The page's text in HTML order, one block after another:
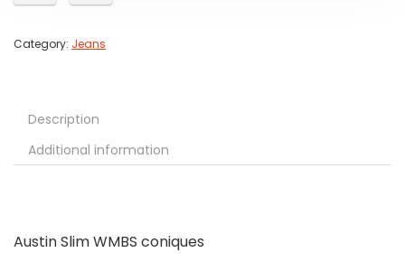
Category: Jeans
Description
Additional information
Austin Slim WMBS coniques